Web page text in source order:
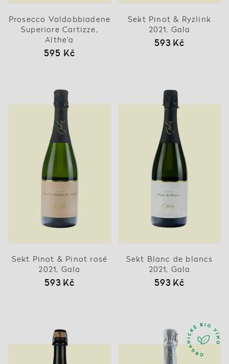
Prosecco Valdobbiadene
Superiore Cartizze,
Althe'a
595 Kč
Sekt Pinot & Ryzlink
2021, Gala
593 Kč
Sekt Pinot & Pinot rosé
2021, Gala
593 Kč
Sekt Blanc de blancs
2021, Gala
593 Kč